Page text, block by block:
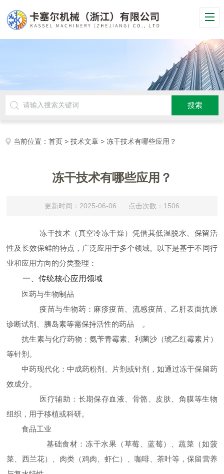
当前位置：首页 >技术文章 > 冻干技术有哪些应用？
冻干技术有哪些应用？
更新时间：2025-06-06 点击次数：1506
冻干技术（真空冷冻干燥）凭借其低温脱水、保留活
性及长效保鲜的特点，广泛应用于多个领域。以下是基于不同行
业和应用方向的分类整理：
一、传统核心应用领域
医药与生物制品
疫苗与生物药：麻疹疫苗、流感疫苗、乙肝表面抗原
诊断试剂、胰岛素等需保持活性的药品 。
抗生素与化疗药物：氨苄青霉素、利菌沙（琥乙红霉素片）
等针剂。
中药现代化：中成药粉剂、片剂或针剂，如通过冻干保留药
效成分。
医疗辅助：长期保存血液、骨骼、皮肤、角膜等生物
组织，用于移植或科研。
食品工业
基础食材：冻干水果（草莓、蓝莓）、蔬菜（如菠
菜、西兰花）、肉类（鸡肉、虾仁）、咖啡、茶叶等，保留营养